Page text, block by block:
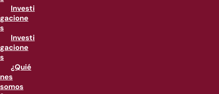
Investi
gacione
s
Investi
gacione
s
¿Quié
nes
somos